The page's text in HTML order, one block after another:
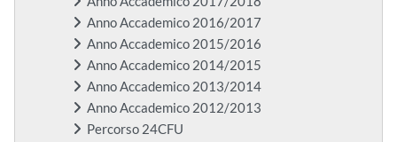
Anno Accademico 2016/2017
Anno Accademico 2015/2016
Anno Accademico 2014/2015
Anno Accademico 2013/2014
Anno Accademico 2012/2013
Percorso 24CFU